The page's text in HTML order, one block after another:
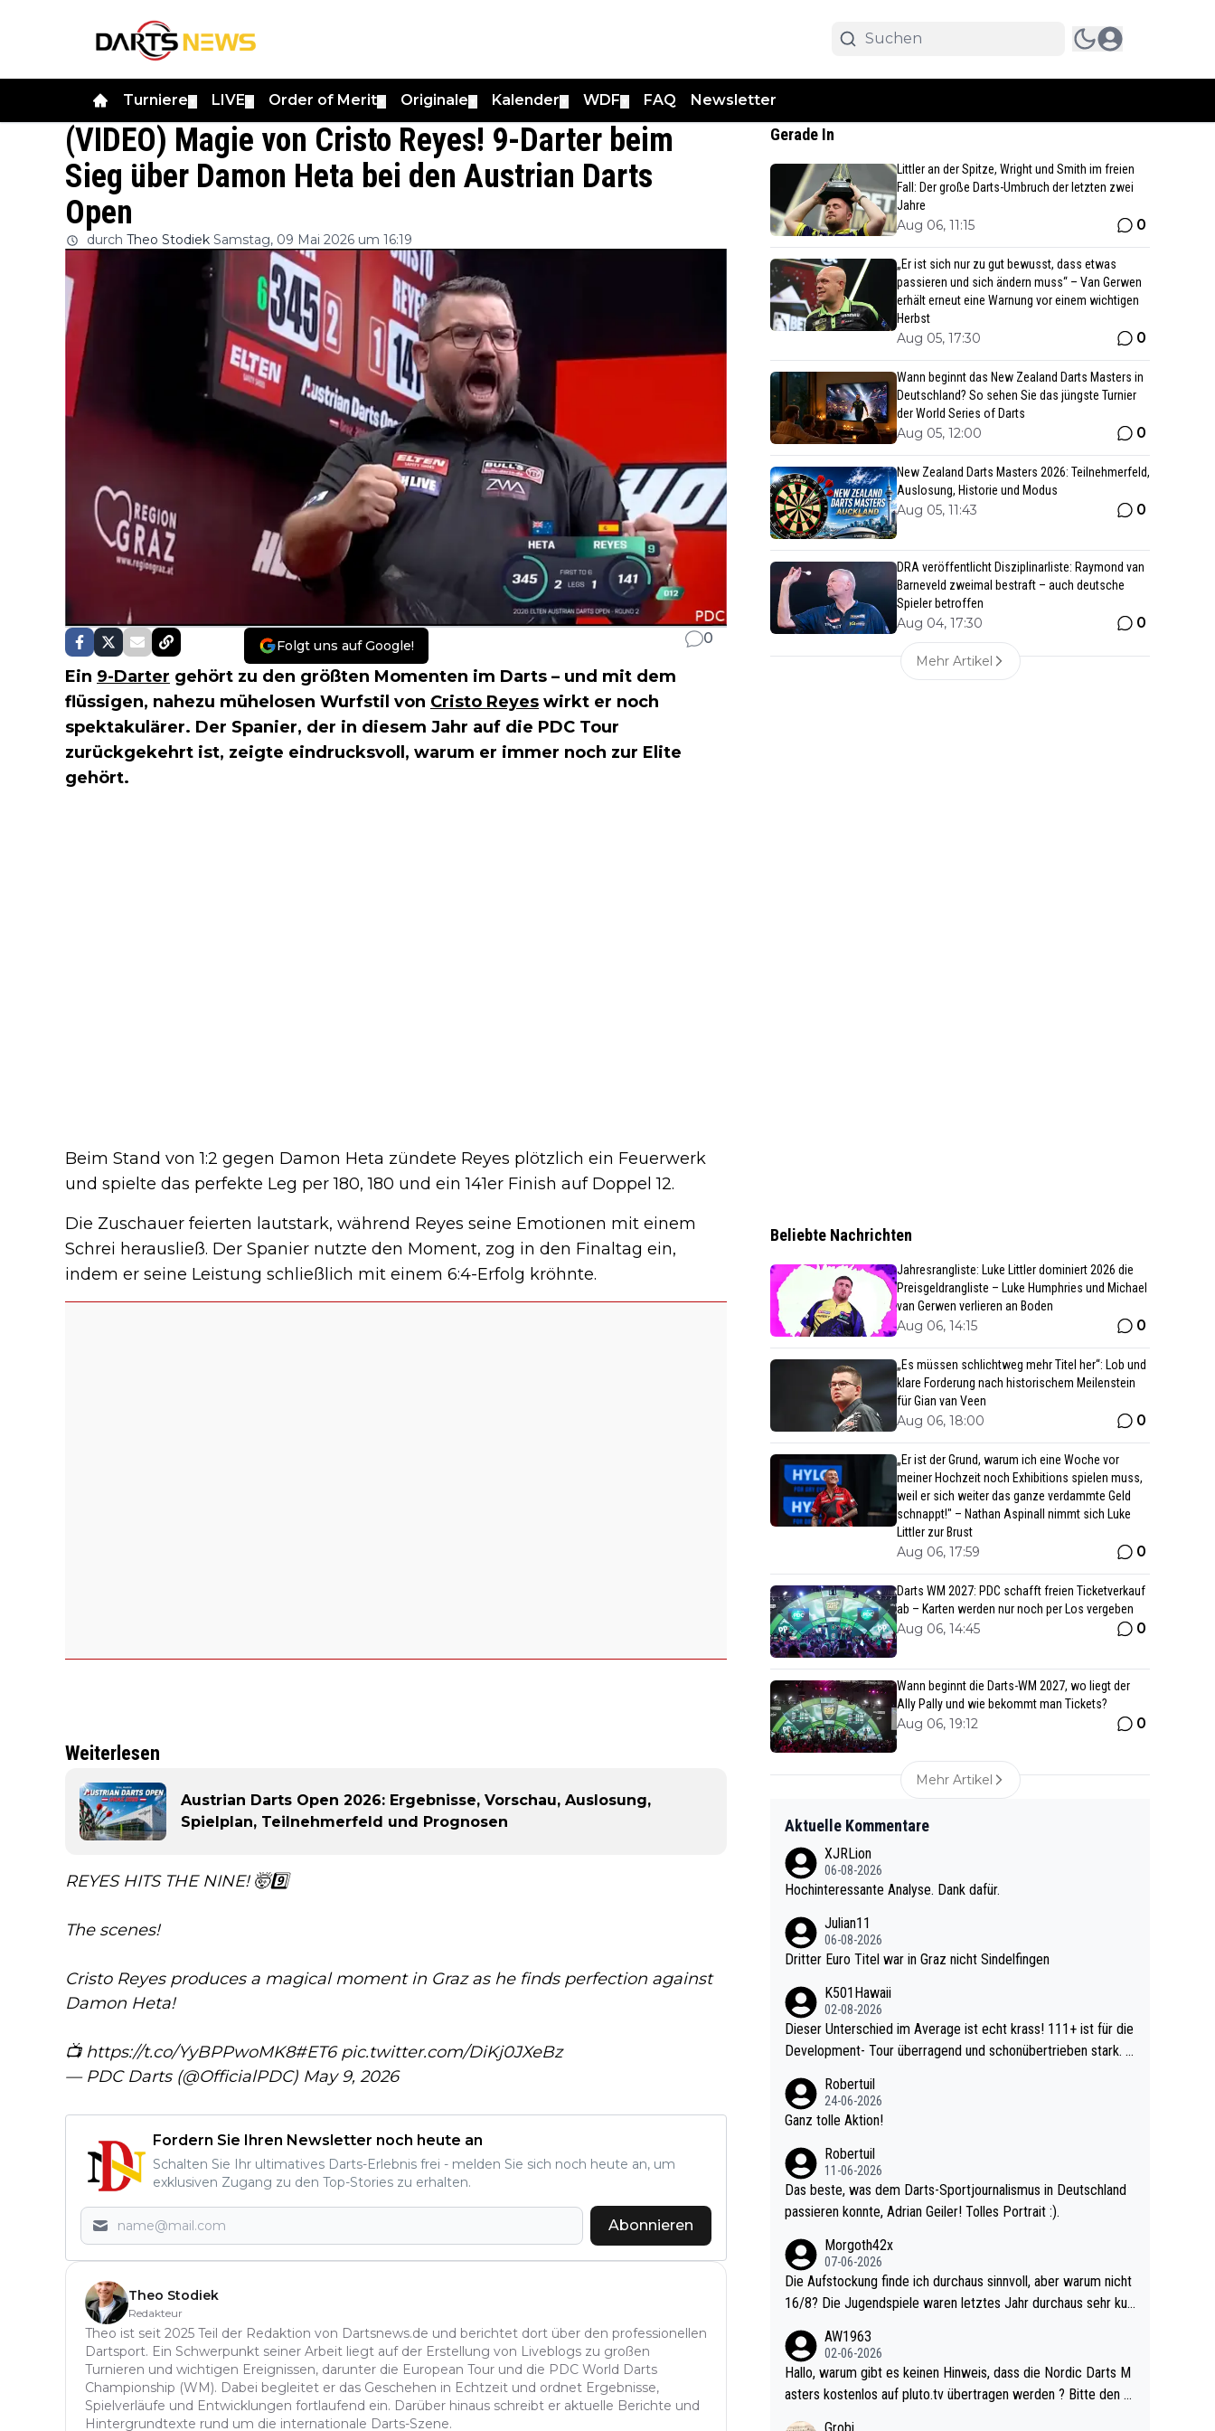
Turniere LIVE Order of Merit Originale Kalender WDF FAQ Newsletter
(VIDEO) Magie von Cristo Reyes! 9-Darter beim
Sieg über Damon Heta bei den Austrian Darts
Open
durch Theo Stodiek Samstag, 09 Mai 2026 um 16:19
Folgt uns auf Google! 0
Ein 9-Darter gehört zu den größten Momenten im Darts – und mit dem
flüssigen, nahezu mühelosen Wurfstil von Cristo Reyes wirkt er noch
spektakulärer. Der Spanier, der in diesem Jahr auf die PDC Tour
zurückgekehrt ist, zeigte eindrucksvoll, warum er immer noch zur Elite
gehört.
Beim Stand von 1:2 gegen Damon Heta zündete Reyes plötzlich ein Feuerwerk
und spielte das perfekte Leg per 180, 180 und ein 141er Finish auf Doppel 12.
Die Zuschauer feierten lautstark, während Reyes seine Emotionen mit einem
Schrei herausließ. Der Spanier nutzte den Moment, zog in den Finaltag ein,
indem er seine Leistung schließlich mit einem 6:4-Erfolg kröhnte.
Weiterlesen
Austrian Darts Open 2026: Ergebnisse, Vorschau, Auslosung,
Spielplan, Teilnehmerfeld und Prognosen
REYES HITS THE NINE! 🤯9️⃣
The scenes!
Cristo Reyes produces a magical moment in Graz as he finds perfection against
Damon Heta!
📺 https://t.co/YyBPPwoMK8#ET6 pic.twitter.com/DiKj0JXeBz
— PDC Darts (@OfficialPDC) May 9, 2026
Fordern Sie Ihren Newsletter noch heute an
Schalten Sie Ihr ultimatives Darts-Erlebnis frei - melden Sie sich noch heute an, um
exklusiven Zugang zu den Top-Stories zu erhalten.
Abonnieren
Theo Stodiek
Redakteur
Theo ist seit 2025 Teil der Redaktion von Dartsnews.de und berichtet dort über den professionellen
Dartsport. Ein Schwerpunkt seiner Arbeit liegt auf der Erstellung von Liveblogs zu großen
Turnieren und wichtigen Ereignissen, darunter die European Tour und die PDC World Darts
Championship (WM). Dabei begleitet er das Geschehen in Echtzeit und ordnet Ergebnisse,
Spielverläufe und Entwicklungen fortlaufend ein. Darüber hinaus schreibt er aktuelle Berichte und
Hintergrundtexte rund um die internationale Darts-Szene.
Gerade In
Littler an der Spitze, Wright und Smith im freien
Fall: Der große Darts-Umbruch der letzten zwei
Jahre
Aug 06, 11:15 0
„Er ist sich nur zu gut bewusst, dass etwas
passieren und sich ändern muss“ – Van Gerwen
erhält erneut eine Warnung vor einem wichtigen
Herbst
Aug 05, 17:30 0
Wann beginnt das New Zealand Darts Masters in
Deutschland? So sehen Sie das jüngste Turnier
der World Series of Darts
Aug 05, 12:00 0
New Zealand Darts Masters 2026: Teilnehmerfeld,
Auslosung, Historie und Modus
Aug 05, 11:43 0
DRA veröffentlicht Disziplinarliste: Raymond van
Barneveld zweimal bestraft – auch deutsche
Spieler betroffen
Aug 04, 17:30 0
Mehr Artikel
Beliebte Nachrichten
Jahresrangliste: Luke Littler dominiert 2026 die
Preisgeldrangliste – Luke Humphries und Michael
van Gerwen verlieren an Boden
Aug 06, 14:15 0
„Es müssen schlichtweg mehr Titel her“: Lob und
klare Forderung nach historischem Meilenstein
für Gian van Veen
Aug 06, 18:00 0
„Er ist der Grund, warum ich eine Woche vor
meiner Hochzeit noch Exhibitions spielen muss,
weil er sich weiter das ganze verdammte Geld
schnappt!" – Nathan Aspinall nimmt sich Luke
Littler zur Brust
Aug 06, 17:59 0
Darts WM 2027: PDC schafft freien Ticketverkauf
ab – Karten werden nur noch per Los vergeben
Aug 06, 14:45 0
Wann beginnt die Darts-WM 2027, wo liegt der
Ally Pally und wie bekommt man Tickets?
Aug 06, 19:12 0
Mehr Artikel
Aktuelle Kommentare
XJRLion
06-08-2026
Hochinteressante Analyse. Dank dafür.
Julian11
06-08-2026
Dritter Euro Titel war in Graz nicht Sindelfingen
K501Hawaii
02-08-2026
Dieser Unterschied im Average ist echt krass! 111+ ist für die
Development- Tour überragend und schonübertrieben stark. U
e mal 40+ erst recht. Da gewinnst keinen Blumentopf - ist ja n
och krasser wie ein Pokalspiel eines Kreisligisten vs einem Bu
Robertuil
24-06-2026
Ganz tolle Aktion!
Robertuil
11-06-2026
Das beste, was dem Darts-Sportjournalismus in Deutschland
passieren konnte, Adrian Geiler! Tolles Portrait :).
Morgoth42x
07-06-2026
Die Aufstockung finde ich durchaus sinnvoll, aber warum nicht
16/8? Die Jugendspiele waren letztes Jahr durchaus sehr kur
l. Allerdings ist Mitchell Lawrie als Nummer 1 der Welt eh quali
fiziert. Somit ändert die automatische Qualifikation des Weltm
eisters erstmal nichts. Ich denke sie wollen damit für nächste
AW1963
02-06-2026
Hallo, warum gibt es keinen Hinweis, dass die Nordic Darts M
asters kostenlos auf pluto.tv übertragen werden ? Bitte den A